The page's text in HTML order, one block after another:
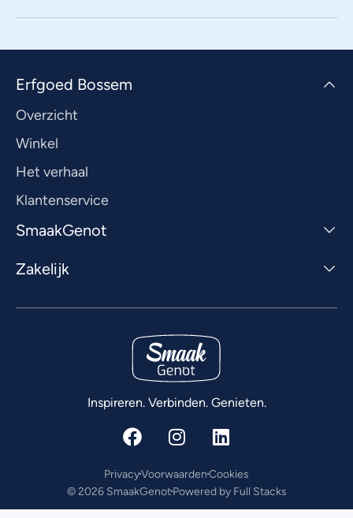
Erfgoed Bossem
Overzicht
Winkel
Het verhaal
Klantenservice
SmaakGenot
Zakelijk
Inspireren. Verbinden. Genieten.
PrivacyVoorwaarden Cookies
© 2026 SmaakGenotPowered by Full Stacks